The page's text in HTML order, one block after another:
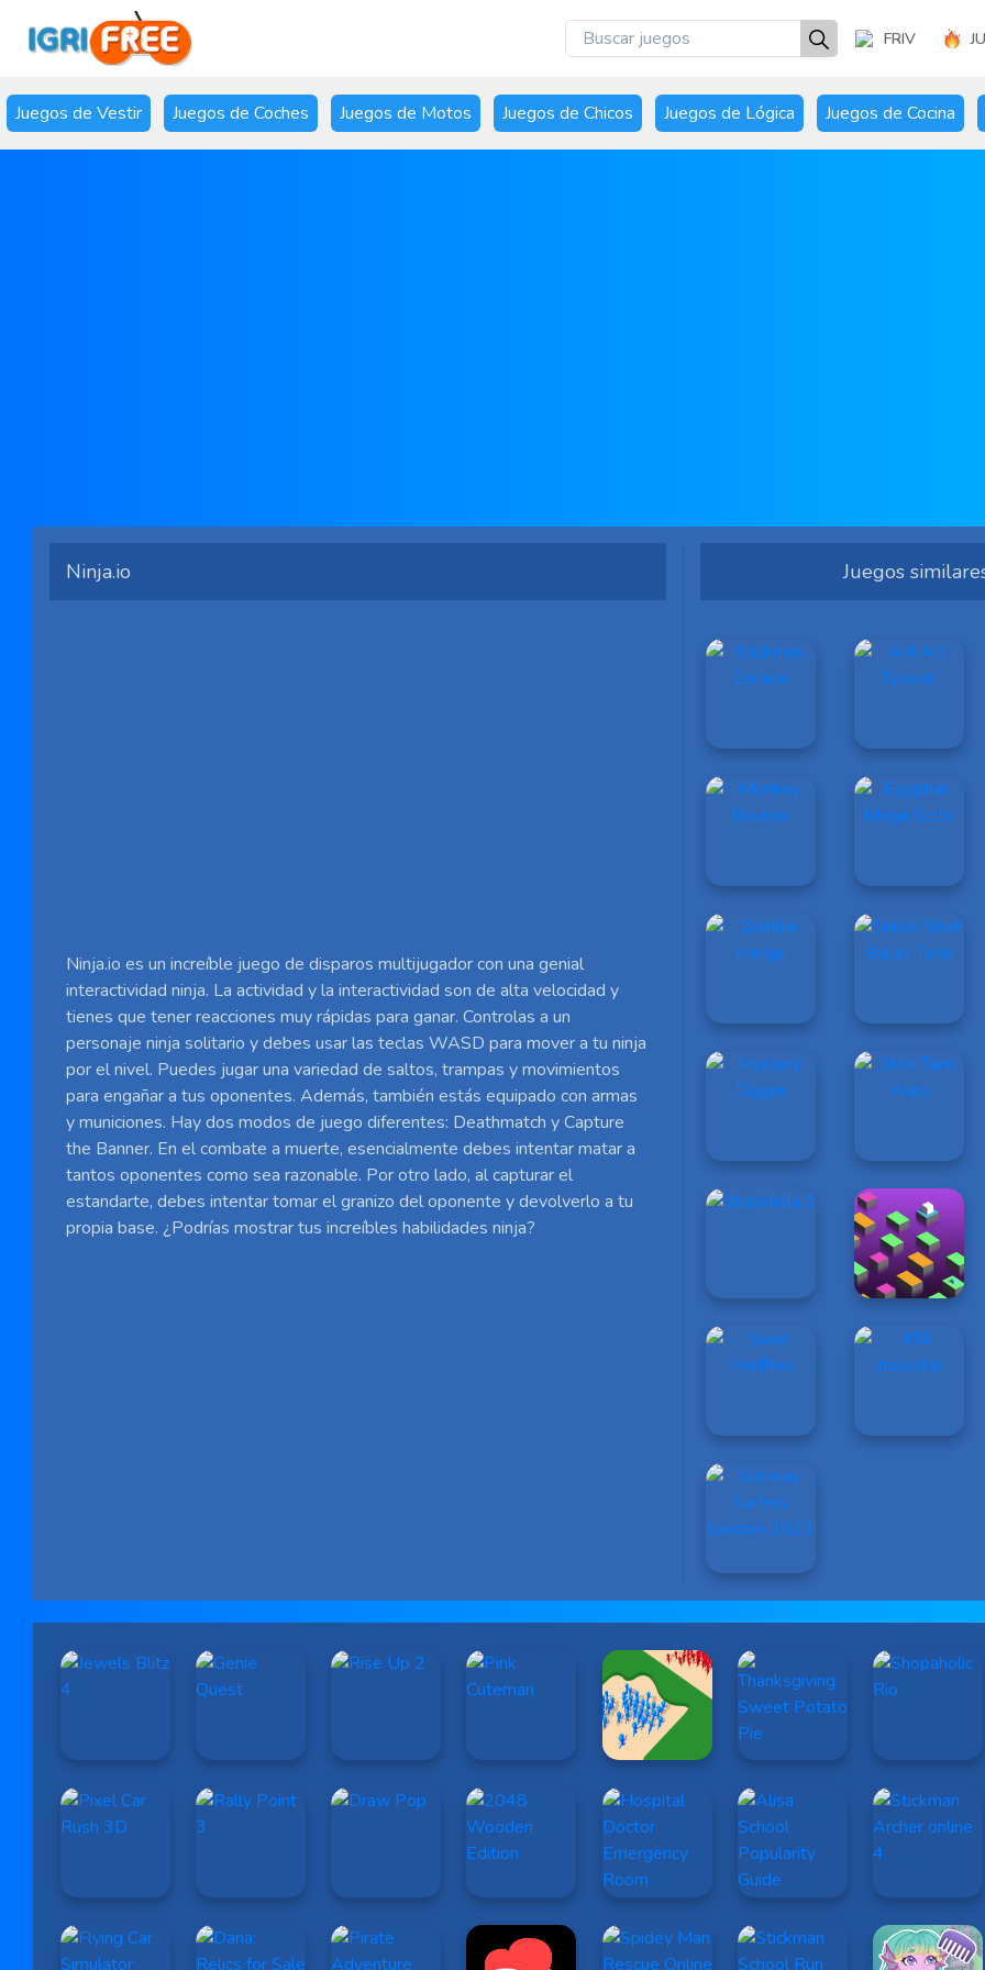
FRIV
Juegos de Vestir Juegos de Coches Juegos de Motos Juegos de Chicos Juegos de Lógica Juegos de Cocina
Ninja.io
Ninja.io es un increíble juego de disparos multijugador con una genial
interactividad ninja. La actividad y la interactividad son de alta velocidad y
tienes que tener reacciones muy rápidas para ganar. Controlas a un
personaje ninja solitario y debes usar las teclas WASD para mover a tu ninja
por el nivel. Puedes jugar una variedad de saltos, trampas y movimientos
para engañar a tus oponentes. Además, también estás equipado con armas
y municiones. Hay dos modos de juego diferentes: Deathmatch y Capture
the Banner. En el combate a muerte, esencialmente debes intentar matar a
tantos oponentes como sea razonable. Por otro lado, al capturar el
estandarte, debes intentar tomar el granizo del oponente y devolverlo a tu
propia base. ¿Podrías mostrar tus increíbles habilidades ninja?
Juegos